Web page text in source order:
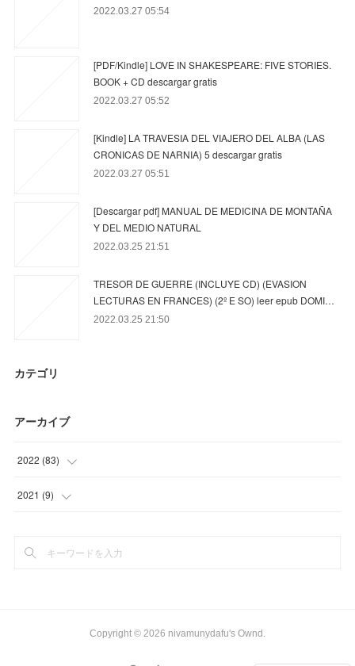
2022.03.27 05:54
[PDF/Kindle] LOVE IN SHAKESPEARE: FIVE STORIES.
BOOK + CD descargar gratis
2022.03.27 05:52
[Kindle] LA TRAVESIA DEL VIAJERO DEL ALBA (LAS
CRONICAS DE NARNIA) 5 descargar gratis
2022.03.27 05:51
[Descargar pdf] MANUAL DE MEDICINA DE MONTAÑA
Y DEL MEDIO NATURAL
2022.03.25 21:51
TRESOR DE GUERRE (INCLUYE CD) (EVASION
LECTURAS EN FRANCES) (2º E SO) leer epub DOMI…
2022.03.25 21:50
カテゴリ
アーカイブ
2022 (83)
( 34 )
(
2021 (9)
Copyright © 2026 nivamunydafu's Ownd .